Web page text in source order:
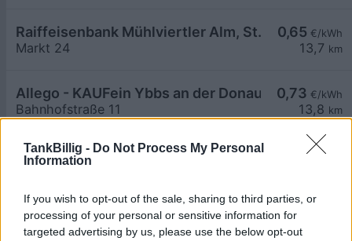
TankBillig - Do Not Process My Personal
Information
If you wish to opt-out of the sale, sharing to third parties, or
processing of your personal or sensitive information for
targeted advertising by us, please use the below opt-out
0,65 €/kWh
13,7 km
Raiffeisenbank Mühlviertler Alm, St. Georgen a.
Markt 24
0,73 €/kWh
13,8 km
Allego - KAUFein Ybbs an der Donau
Bahnhofstraße 11
ab 0,53€/kWh
AT_Senker_Ybbs_3370_001 öffentlich
0,65
14,3
Pöchlarn, Freibad Rechenstr.
Rechenstraße 9